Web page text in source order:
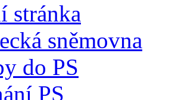
stránka
sněmovna
do PS
PS